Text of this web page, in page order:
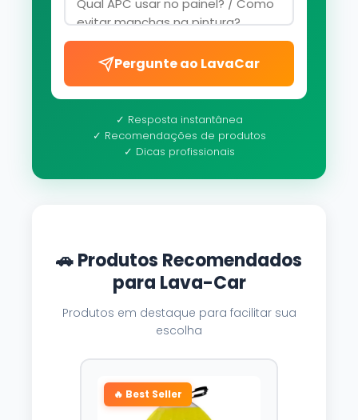
Pergunte ao LavaCar
✓ Resposta instantânea
✓ Recomendações de produtos
✓ Dicas profissionais
🚗 Produtos Recomendados
para Lava-Car
Produtos em destaque para facilitar sua
escolha
🔥 Best Seller